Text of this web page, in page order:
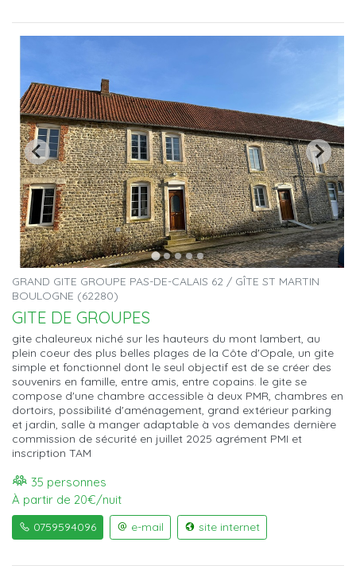
GRAND GITE GROUPE PAS-DE-CALAIS 62 / GÎTE ST MARTIN
BOULOGNE (62280)
GITE DE GROUPES
gite chaleureux niché sur les hauteurs du mont lambert, au
plein coeur des plus belles plages de la Côte d'Opale, un gite
simple et fonctionnel dont le seul objectif est de se créer des
souvenirs en famille, entre amis, entre copains. le gite se
compose d'une chambre accessible à deux PMR, chambres en
dortoirs, possibilité d'aménagement, grand extérieur parking
et jardin, salle à manger adaptable à vos demandes dernière
commission de sécurité en juillet 2025 agrément PMI et
inscription TAM
35 personnes
À partir de 20€/nuit
0759594096 e-mail site internet